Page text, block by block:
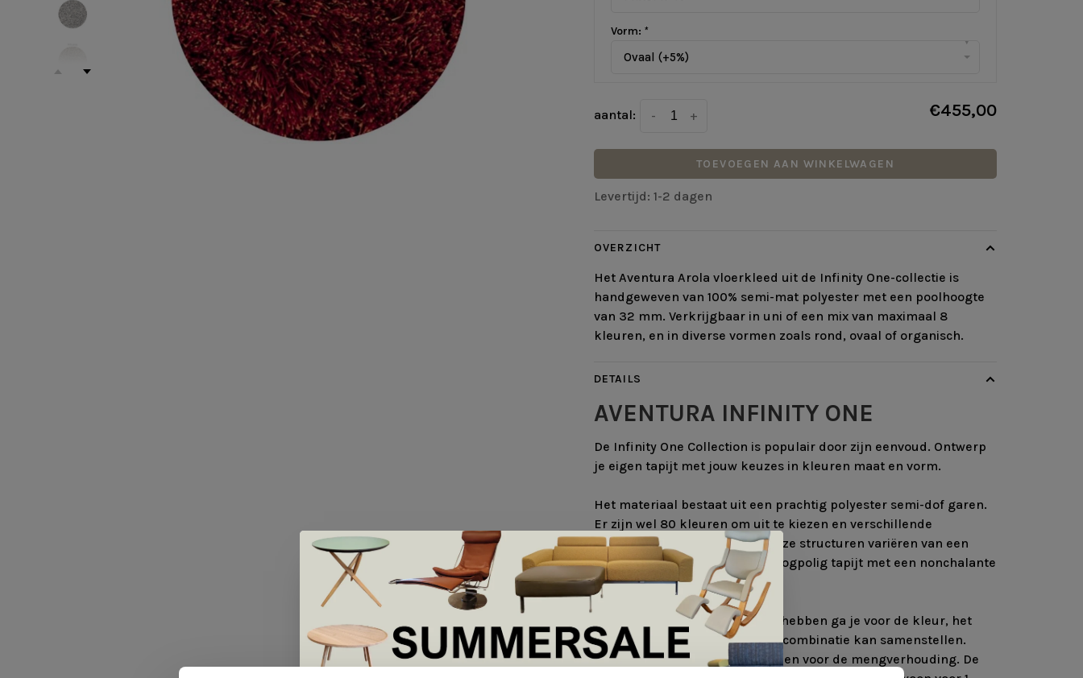
Vorm: *
Ovaal (+5%)
▾
aantal: +
- €455,00
TOEVOEGEN AAN WINKELWAGEN
Levertijd: 1-2 dagen
OVERZICHT
Het Aventura Arola vloerkleed uit de Infinity One-collectie is
handgeweven van 100% semi-mat polyester met een poolhoogte
van 32 mm. Verkrijgbaar in uni of een mix van maximaal 8
kleuren, en in diverse vormen zoals rond, ovaal of organisch.
DETAILS
AVENTURA INFINITY ONE
De Infinity One Collection is populair door zijn eenvoud. Ontwerp
je eigen tapijt met jouw keuzes in kleuren maat en vorm.
Het materiaal bestaat uit een prachtig polyester semi-dof garen.
Er zijn wel 80 kleuren om uit te kiezen en verschillende
structuren om uit te kiezen. Deze structuren variëren van een
laagpolig glad tapijt tot een hoogpolig tapijt met een nonchalante
uitstraling.
Na de structuur uitgekozen te hebben ga je voor de kleur, het
leuke is dat je je eigen kleurencombinatie kan samenstellen.
Maximaal zijn 8 kleuren te kiezen voor de mengverhouding. De